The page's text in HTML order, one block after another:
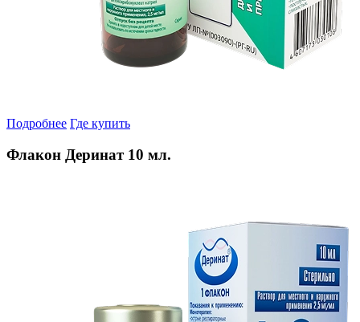
Подробнее Где купить
Флакон Деринат 10 мл.